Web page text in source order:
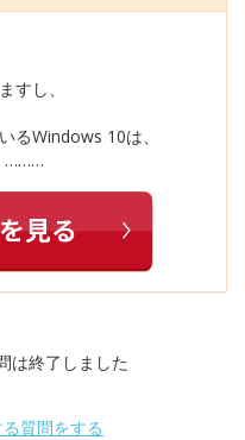
すし、
るWindows 10は、
………
は終了しました
質問をする